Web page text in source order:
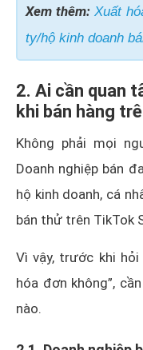
Xem thêm: Xuất
ty/hộ kinh doanh
2. Ai cần quan
khi bán hàng
Không phải mọi
Doanh nghiệp bán
hộ kinh doanh, cá
bán thử trên TikTok
Vì vậy, trước khi hỏi
hóa đơn không”,
nào.